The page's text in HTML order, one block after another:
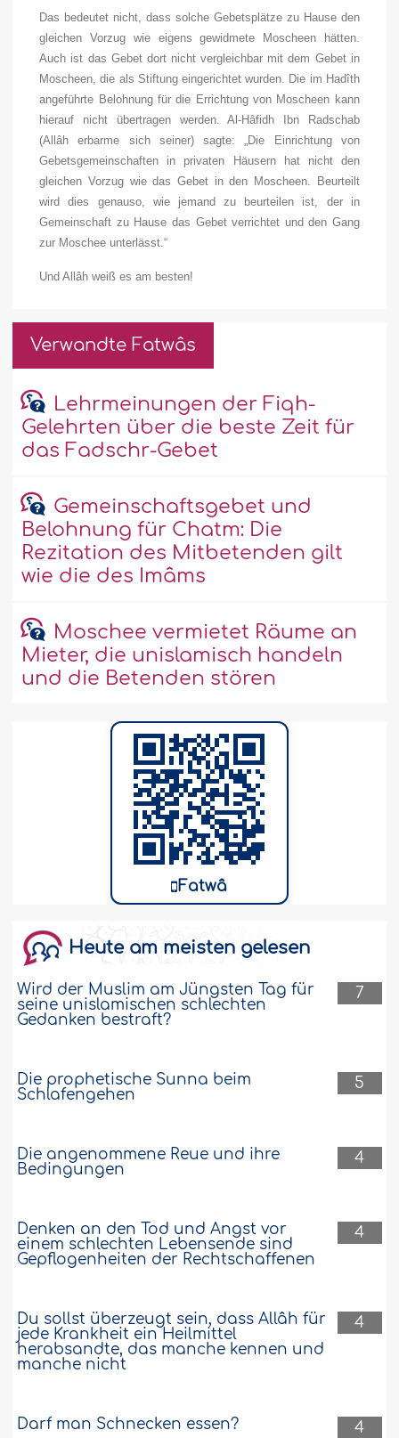
Das bedeutet nicht, dass solche Gebetsplätze zu Hause den
gleichen Vorzug wie eigens gewidmete Moscheen hätten.
Auch ist das Gebet dort nicht vergleichbar mit dem Gebet in
Moscheen, die als Stiftung eingerichtet wurden. Die im Hadîth
angeführte Belohnung für die Errichtung von Moscheen kann
hierauf nicht übertragen werden. Al-Hâfidh Ibn Radschab
(Allâh erbarme sich seiner) sagte: „Die Einrichtung von
Gebetsgemeinschaften in privaten Häusern hat nicht den
gleichen Vorzug wie das Gebet in den Moscheen. Beurteilt
wird dies genauso, wie jemand zu beurteilen ist, der in
Gemeinschaft zu Hause das Gebet verrichtet und den Gang
zur Moschee unterlässt.“
Und Allâh weiß es am besten!
Verwandte Fatwâs
Lehrmeinungen der Fiqh-
Gelehrten über die beste Zeit für
das Fadschr-Gebet
Gemeinschaftsgebet und
Belohnung für Chatm: Die
Rezitation des Mitbetenden gilt
wie die des Imâms
Moschee vermietet Räume an
Mieter, die unislamisch handeln
und die Betenden stören
Fatwâ
Heute am meisten gelesen
7
Wird der Muslim am Jüngsten Tag für
seine unislamischen schlechten
Gedanken bestraft?
5
Die prophetische Sunna beim
Schlafengehen
4
Die angenommene Reue und ihre
Bedingungen
4
Denken an den Tod und Angst vor
einem schlechten Lebensende sind
Gepflogenheiten der Rechtschaffenen
4
Du sollst überzeugt sein, dass Allâh für
jede Krankheit ein Heilmittel
herabsandte, das manche kennen und
manche nicht
4
Darf man Schnecken essen?